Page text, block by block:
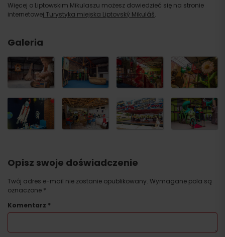
Więcej o Liptowskim Mikulaszu możesz dowiedzieć się na stronie
internetowej Turystyka miejska Liptovský Mikuláš.
Galeria
Opisz swoje doświadczenie
Twój adres e-mail nie zostanie opublikowany. Wymagane pola są
oznaczone *
Komentarz *